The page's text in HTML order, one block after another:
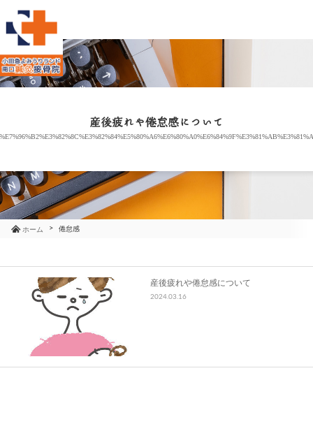
産後疲れや倦怠感について
ホーム 倦怠感
産後疲れや倦怠感について
2024.03.16
当院のご紹介
お知らせ
ブログ
コラム
アクセス
スタッフ募集